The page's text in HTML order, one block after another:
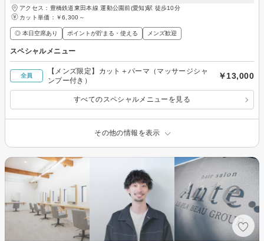
アクセス：豊橋鉄道東田本線 運動公園前(愛知)駅 徒歩10分
カット単価： ￥6,300～
◎ 本日空席あり ポイントが貯まる・使える メンズ歓迎
スペシャルメニュー
全員
【メンズ限定】カット＋パーマ（マッサージシャ
ンプー付き）
￥13,000
すべてのスペシャルメニューを見る
その他の情報を表示